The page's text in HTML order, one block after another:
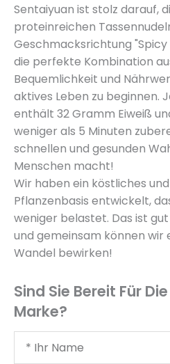
Sentaiyuan ist stolz darauf,
proteinreichen
Geschmacksrichtung
die perfekte Kombination
Bequemlichkeit und
aktives Leben zu beginnen.
enthält 32 Gramm Eiweiß
weniger als 5 Minuten
schnellen und gesunden
Menschen macht!
Wir haben ein köstliches
Pflanzenbasis entwickelt,
weniger belastet. Das ist
und gemeinsam können wir
Wandel bewirken!
Sind Sie Bereit Für
Marke?